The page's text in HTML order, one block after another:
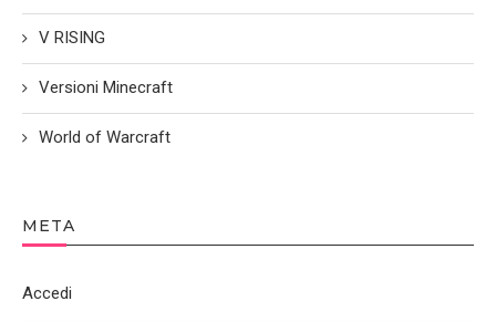
V RISING
Versioni Minecraft
World of Warcraft
META
Accedi